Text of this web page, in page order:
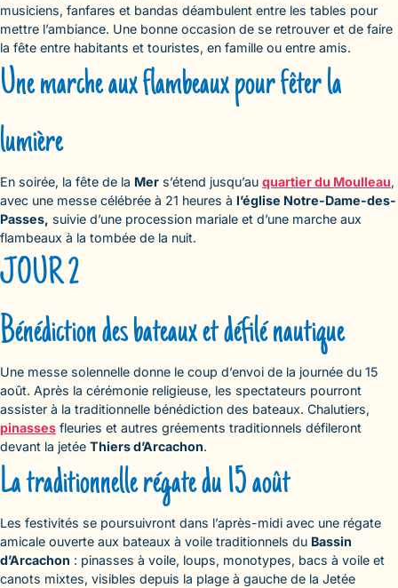
musiciens, fanfares et bandas déambulent entre les tables pour
mettre l’ambiance. Une bonne occasion de se retrouver et de faire
la fête entre habitants et touristes, en famille ou entre amis.
Une marche aux flambeaux pour fêter la
lumière
En soirée, la fête de la Mer s’étend jusqu’au quartier du Moulleau,
avec une messe célébrée à 21 heures à l’église Notre-Dame-des-
Passes, suivie d’une procession mariale et d’une marche aux
flambeaux à la tombée de la nuit.
JOUR 2
Bénédiction des bateaux et défilé nautique
Une messe solennelle donne le coup d’envoi de la journée du 15
août. Après la cérémonie religieuse, les spectateurs pourront
assister à la traditionnelle bénédiction des bateaux. Chalutiers,
pinasses fleuries et autres gréements traditionnels défileront
devant la jetée Thiers d’Arcachon.
La traditionnelle régate du 15 août
Les festivités se poursuivront dans l’après-midi avec une régate
amicale ouverte aux bateaux à voile traditionnels du Bassin
d’Arcachon : pinasses à voile, loups, monotypes, bacs à voile et
canots mixtes, visibles depuis la plage à gauche de la Jetée